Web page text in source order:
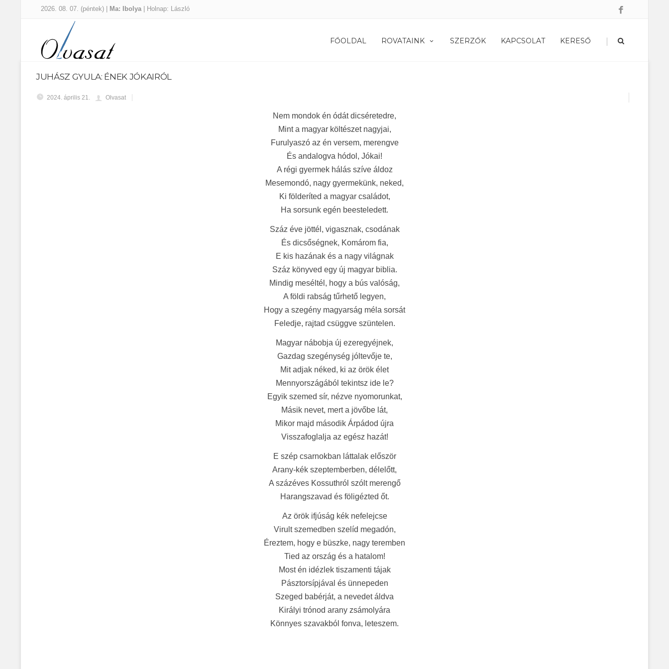
2026. 08. 07. (péntek) | Ma: Ibolya | Holnap: László
FŐOLDAL ROVATAINK SZERZŐK KAPCSOLAT KERESŐ |
JUHÁSZ GYULA: ÉNEK JÓKAIRÓL
2024. április 21. Olvasat
Nem mondok én ódát dicséretedre,
Mint a magyar költészet nagyjai,
Furulyaszó az én versem, merengve
És andalogva hódol, Jókai!
A régi gyermek hálás szíve áldoz
Mesemondó, nagy gyermekünk, neked,
Ki földeríted a magyar családot,
Ha sorsunk egén beesteledett.
Száz éve jöttél, vigasznak, csodának
És dicsőségnek, Komárom fia,
E kis hazának és a nagy világnak
Száz könyved egy új magyar biblia.
Mindig meséltél, hogy a bús valóság,
A földi rabság tűrhető legyen,
Hogy a szegény magyarság méla sorsát
Feledje, rajtad csüggve szüntelen.
Magyar nábobja új ezeregyéjnek,
Gazdag szegénység jóltevője te,
Mit adjak néked, ki az örök élet
Mennyországából tekintsz ide le?
Egyik szemed sír, nézve nyomorunkat,
Másik nevet, mert a jövőbe lát,
Mikor majd második Árpádod újra
Visszafoglalja az egész hazát!
E szép csarnokban láttalak először
Arany-kék szeptemberben, délelőtt,
A százéves Kossuthról szólt merengő
Harangszavad és föligézted őt.
Az örök ifjúság kék nefelejcse
Virult szemedben szelíd megadón,
Éreztem, hogy e büszke, nagy teremben
Tied az ország és a hatalom!
Most én idézlek tiszamenti tájak
Pásztorsípjával és ünnepeden
Szeged babérját, a nevedet áldva
Királyi trónod arany zsámolyára
Könnyes szavakból fonva, leteszem.